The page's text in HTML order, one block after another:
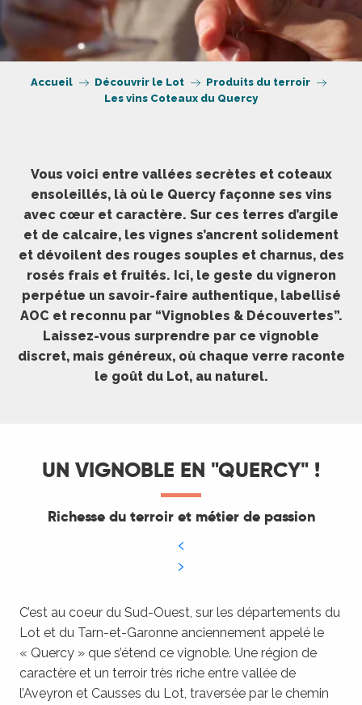
Accueil Découvrir le Lot
Produits du terroir
Les vins Coteaux du Quercy
Vous voici entre vallées secrètes et coteaux
ensoleillés, là où le Quercy façonne ses vins
avec cœur et caractère. Sur ces terres d’argile
et de calcaire, les vignes s’ancrent solidement
et dévoilent des rouges souples et charnus, des
rosés frais et fruités. Ici, le geste du vigneron
perpétue un savoir-faire authentique, labellisé
AOC et reconnu par “Vignobles & Découvertes”.
Laissez-vous surprendre par ce vignoble
discret, mais généreux, où chaque verre raconte
le goût du Lot, au naturel.
UN VIGNOBLE EN "QUERCY" !
Richesse du terroir et métier de passion
C’est au coeur du Sud-Ouest, sur les départements du
Lot et du Tarn-et-Garonne anciennement appelé le
« Quercy » que s’étend ce vignoble. Une région de
caractère et un terroir très riche entre vallée de
l’Aveyron et Causses du Lot, traversée par le chemin